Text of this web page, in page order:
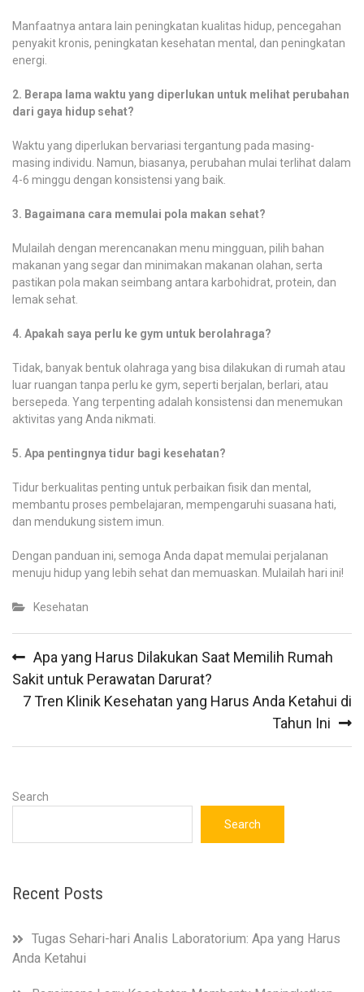
Manfaatnya antara lain peningkatan kualitas hidup, pencegahan
penyakit kronis, peningkatan kesehatan mental, dan peningkatan
energi.
2. Berapa lama waktu yang diperlukan untuk melihat perubahan
dari gaya hidup sehat?
Waktu yang diperlukan bervariasi tergantung pada masing-
masing individu. Namun, biasanya, perubahan mulai terlihat dalam
4-6 minggu dengan konsistensi yang baik.
3. Bagaimana cara memulai pola makan sehat?
Mulailah dengan merencanakan menu mingguan, pilih bahan
makanan yang segar dan minimakan makanan olahan, serta
pastikan pola makan seimbang antara karbohidrat, protein, dan
lemak sehat.
4. Apakah saya perlu ke gym untuk berolahraga?
Tidak, banyak bentuk olahraga yang bisa dilakukan di rumah atau
luar ruangan tanpa perlu ke gym, seperti berjalan, berlari, atau
bersepeda. Yang terpenting adalah konsistensi dan menemukan
aktivitas yang Anda nikmati.
5. Apa pentingnya tidur bagi kesehatan?
Tidur berkualitas penting untuk perbaikan fisik dan mental,
membantu proses pembelajaran, mempengaruhi suasana hati,
dan mendukung sistem imun.
Dengan panduan ini, semoga Anda dapat memulai perjalanan
menuju hidup yang lebih sehat dan memuaskan. Mulailah hari ini!
Kesehatan
navigation
Apa yang Harus Dilakukan Saat Memilih Rumah
Sakit untuk Perawatan Darurat?
7 Tren Klinik Kesehatan yang Harus Anda Ketahui di
Tahun Ini
Search
Search
Recent Posts
Tugas Sehari-hari Analis Laboratorium: Apa yang Harus
Anda Ketahui